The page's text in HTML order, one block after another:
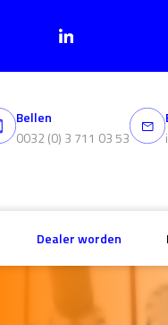
Bellen
0032 (0) 3 711 03 53
Dealer worden